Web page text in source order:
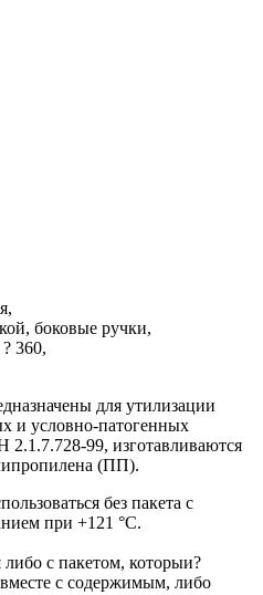
боковые ручки,
360,
для утилизации
и условно-патогенных
2.1.7.728-99, изготавливаются
(ПП).
без пакета с
при +121 °С.
с пакетом, которыи?
вместе с содержимым, либо